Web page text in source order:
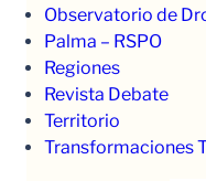
Observatorio de
Palma – RSPO
Regiones
Revista Debate
Territorio
Transformaciones